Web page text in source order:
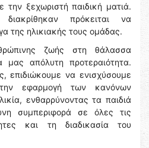
την ξεχωριστή παιδική ματιά.
πρόκειται να
της ηλικιακής τους ομάδας.
ζωής στη θάλασσα
μας απόλυτη προτεραιότητα.
επιδιώκουμε να ενισχύσουμε
εφαρμογή των κανόνων
ενθαρρύνοντας τα παιδιά
συμπεριφορά σε όλες τις
και τη διαδικασία του